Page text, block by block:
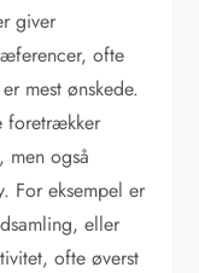
giver
ofte
mest ønskede.
foretrækker
men også
For eksempel er
eller
ofte øverst